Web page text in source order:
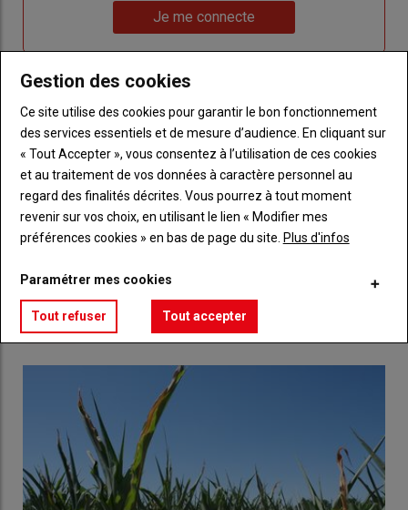
de
passe"
me
connecte"
Je me connecte
Sous-
titre
Vous n'êtes pas abonné(e)
TITRE CRÉEZ UN COMPTE
BodyChoisissez votre formule et créez votre
compte pour accéder à tout Réussir Agri72
Lien Créez un compte
LES PLUS LUS
Gestion des cookies
Ce site utilise des cookies pour garantir le bon fonctionnement
des services essentiels et de mesure d’audience. En cliquant sur
« Tout Accepter », vous consentez à l’utilisation de ces cookies
et au traitement de vos données à caractère personnel au
regard des finalités décrites. Vous pourrez à tout moment
revenir sur vos choix, en utilisant le lien « Modifier mes
préférences cookies » en bas de page du site. Plus d'infos
Paramétrer mes cookies
Tout refuser Tout accepter